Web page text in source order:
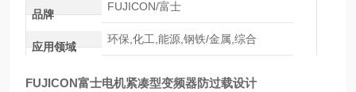
品牌
FUJICON/富士
应用领域
环保,化工,能源,钢铁/金属,综合
FUJICON富士电机紧凑型变频器防过载设计